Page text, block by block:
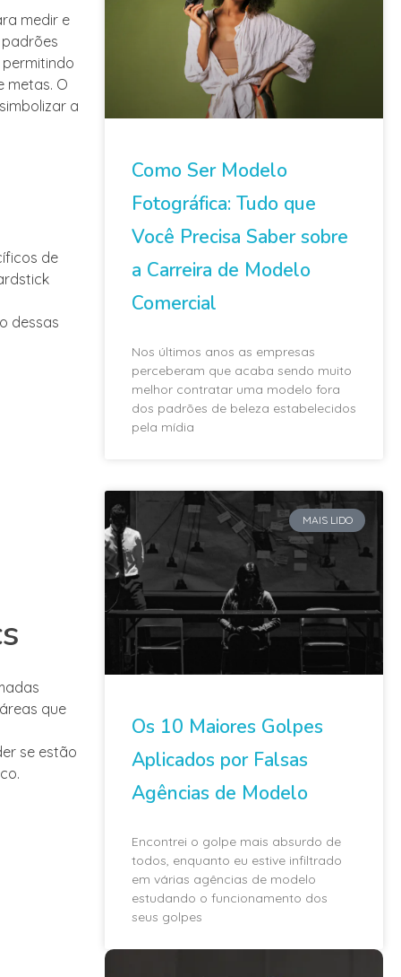
medir e
metas. O
a
de
dessas
que
se estão
Como Ser Modelo
Fotográfica: Tudo que
Você Precisa Saber sobre
a Carreira de Modelo
Comercial
Nos últimos anos as empresas
perceberam que acaba sendo muito
melhor contratar uma modelo fora
dos padrões de beleza estabelecidos
pela mídia
MAIS LIDO
Os 10 Maiores Golpes
Aplicados por Falsas
Agências de Modelo
Encontrei o golpe mais absurdo de
todos, enquanto eu estive infiltrado
em várias agências de modelo
estudando o funcionamento dos
seus golpes